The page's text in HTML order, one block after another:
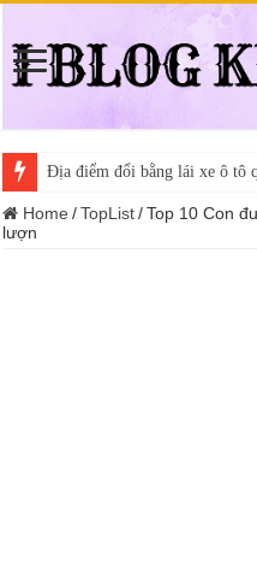
Địa điểm đổi bằng lái xe ô tô
Home / TopList / Top 10 Con
lượn